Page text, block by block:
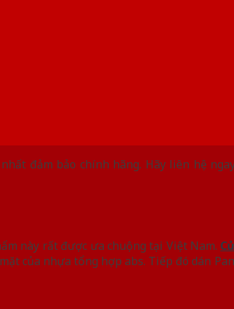
đảm bảo chính hãng. Hãy liên hệ
này rất được ưa chuộng tại Việt Nam.
của nhựa tổng hợp abs. Tiếp đó dán